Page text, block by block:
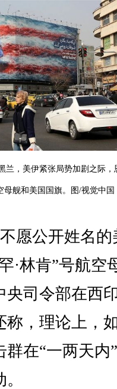
兰，美伊紧张局势加剧之际，
舰和美国国旗。图/视觉中国
公开姓名的
·林肯”号航空
央司令部在西
称，理论上，
在“一两天内